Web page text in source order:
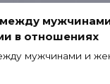
в отношениях
мужчинами и